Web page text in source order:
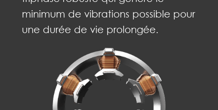
minimum de vibrations possible pour
une durée de vie prolongée.